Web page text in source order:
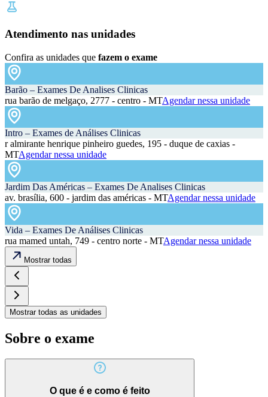
Atendimento nas unidades
Confira as unidades que fazem o exame
Barão – Exames De Analises Clinicas
rua barão de melgaço, 2777 - centro - MTAgendar nessa unidade
Intro – Exames de Análises Clinicas
r almirante henrique pinheiro guedes, 195 - duque de caxias -
MTAgendar nessa unidade
Jardim Das Américas – Exames De Analises Clinicas
av. brasília, 600 - jardim das américas - MTAgendar nessa unidade
Vida – Exames De Análises Clinicas
rua mamed untah, 749 - centro norte - MTAgendar nessa unidade
Mostrar todas
Mostrar todas as unidades
Sobre o exame
O que é e como é feito